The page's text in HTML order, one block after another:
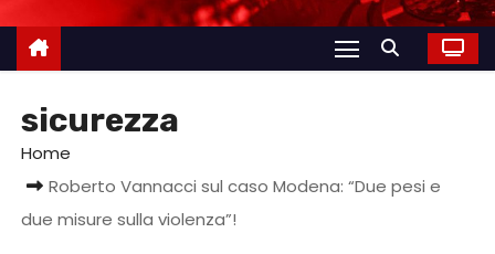
sicurezza
Home
Roberto Vannacci sul caso Modena: “Due pesi e
due misure sulla violenza”!